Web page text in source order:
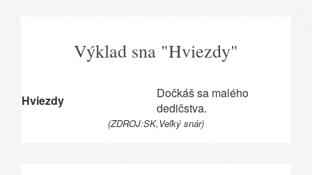
Výklad sna "Hviezdy"
Hviezdy
Dočkáš sa malého
dedičstva.
(ZDROJ:SK,Veľký snár)